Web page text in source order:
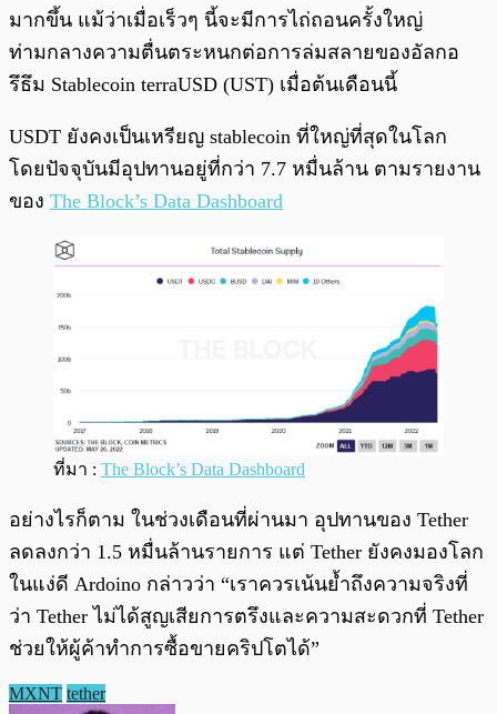
มากขึ้น แม้ว่าเมื่อเร็วๆ นี้จะมีการไถ่ถอนครั้งใหญ่
ท่ามกลางความตื่นตระหนกต่อการล่มสลายของอัลกอ
รึธึม Stablecoin terraUSD (UST) เมื่อต้นเดือนนี้
USDT ยังคงเป็นเหรียญ stablecoin ที่ใหญ่ที่สุดในโลก
โดยปัจจุบันมีอุปทานอยู่ที่กว่า 7.7 หมื่นล้าน ตามรายงาน
ของ The Block’s Data Dashboard
ที่มา : The Block’s Data Dashboard
อย่างไรก็ตาม ในช่วงเดือนที่ผ่านมา อุปทานของ Tether
ลดลงกว่า 1.5 หมื่นล้านรายการ แต่ Tether ยังคงมองโลก
ในแง่ดี Ardoino กล่าวว่า “เราควรเน้นย้ำถึงความจริงที่
ว่า Tether ไม่ได้สูญเสียการตรึงและความสะดวกที่ Tether
ช่วยให้ผู้ค้าทำการซื้อขายคริปโตได้”
MXNT tether